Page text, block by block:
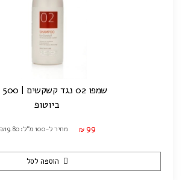
שמפו 02 נגד קשקשים | 500 מ"ל
ביוטופ
₪ 99 מחיר ל-100 מ"ל: ₪19.80
הוספה לסל